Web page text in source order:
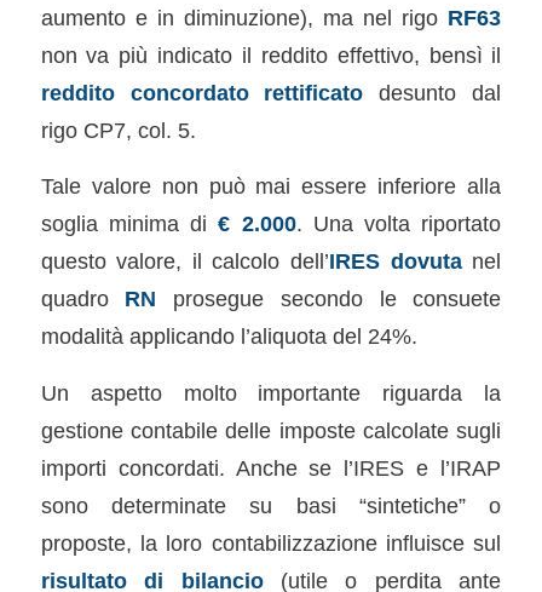
aumento e in diminuzione), ma nel rigo RF63
non va più indicato il reddito effettivo, bensì il
reddito concordato rettificato desunto dal
rigo CP7, col. 5.
Tale valore non può mai essere inferiore alla
soglia minima di€ 2.000. Una volta riportato
questo valore, il calcolo dell’IRES dovutanel
quadro RN prosegue secondo le consuete
modalità applicando l’aliquota del 24%.
Un aspetto molto importante riguarda la
gestione contabile delle imposte calcolate sugli
importi concordati. Anche se l’IRES e l’IRAP
sono determinate su basi “sintetiche” o
proposte, la loro contabilizzazione influisce sul
risultato di bilancio(utile o perdita ante